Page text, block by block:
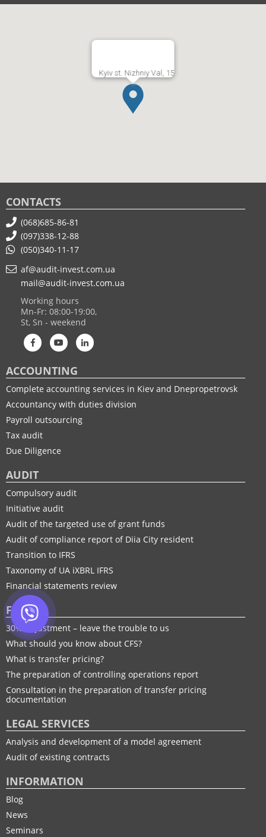
Kyiv st. Nizhniy Val, 15
CONTACTS
(068)685-86-81
(097)338-12-88
(050)340-11-17
af@audit-invest.com.ua
mail@audit-invest.com.ua
Working hours
Mn-Fr: 08:00-19:00,
St, Sn - weekend
ACCOUNTING
Complete accounting services in Kiev and Dnepropetrovsk
Accountancy with duties division
Payroll outsourcing
Tax audit
Due Diligence
AUDIT
Compulsory audit
Initiative audit
Audit of the targeted use of grant funds
Audit of compliance report of Diia City resident
Transition to IFRS
Taxonomy of UA іXBRL IFRS
Financial statements review
FTP
30% adjustment – leave the trouble to us
What should you know about CFS?
What is transfer pricing?
The preparation of controlling operations report
Consultation in the preparation of transfer pricing
documentation
LEGAL SERVICES
Analysis and development of a model agreement
Audit of existing contracts
INFORMATION
Blog
News
Seminars